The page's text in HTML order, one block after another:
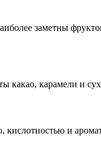
заметны
какао, карамели и
кислотностью и